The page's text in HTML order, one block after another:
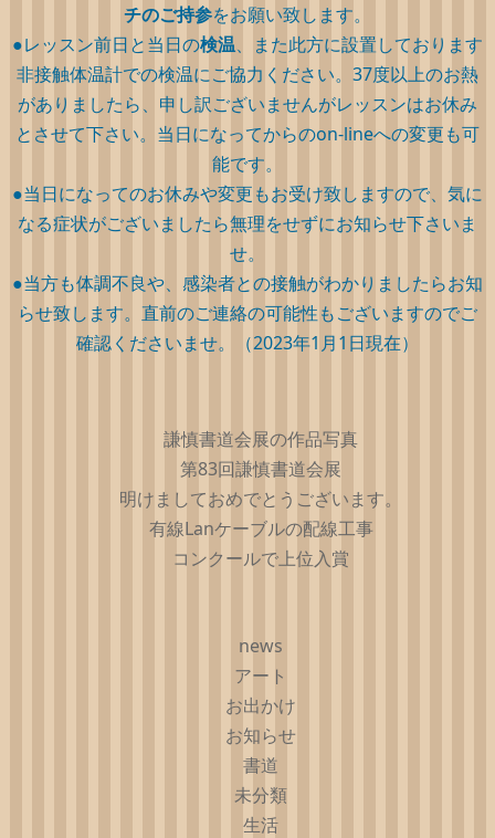
チのご持参をお願い致します。
●レッスン前日と当日の検温、また此方に設置しております
非接触体温計での検温にご協力ください。37度以上のお熱
がありましたら、申し訳ございませんがレッスンはお休み
とさせて下さい。当日になってからのon-lineへの変更も可
能です。
●当日になってのお休みや変更もお受け致しますので、気に
なる症状がございましたら無理をせずにお知らせ下さいま
せ。
●当方も体調不良や、感染者との接触がわかりましたらお知
らせ致します。直前のご連絡の可能性もございますのでご
確認くださいませ。（2023年1月1日現在）
謙慎書道会展の作品写真
第83回謙慎書道会展
明けましておめでとうございます。
有線Lanケーブルの配線工事
コンクールで上位入賞
news
アート
お出かけ
お知らせ
書道
未分類
生活